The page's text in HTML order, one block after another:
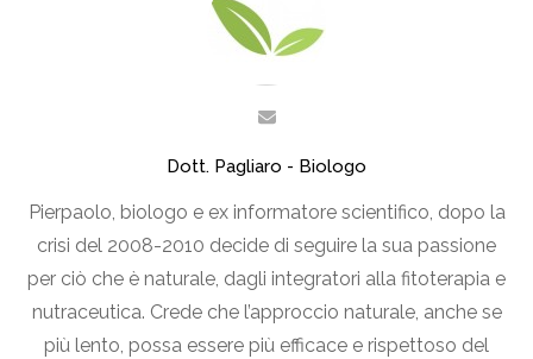
Dott. Pagliaro - Biologo
Pierpaolo, biologo e ex informatore scientifico, dopo la
crisi del 2008-2010 decide di seguire la sua passione
per ciò che è naturale, dagli integratori alla fitoterapia e
nutraceutica. Crede che l’approccio naturale, anche se
più lento, possa essere più efficace e rispettoso del